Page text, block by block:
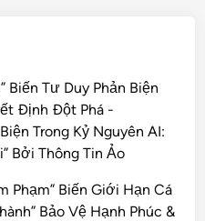
Biến Tư Duy Phản Biện
Định Đột Phá -
Trong Kỷ Nguyên AI:
Bởi Thông Tin Ảo
Phạm” Biến Giới Hạn Cá
Bảo Vệ Hạnh Phúc &